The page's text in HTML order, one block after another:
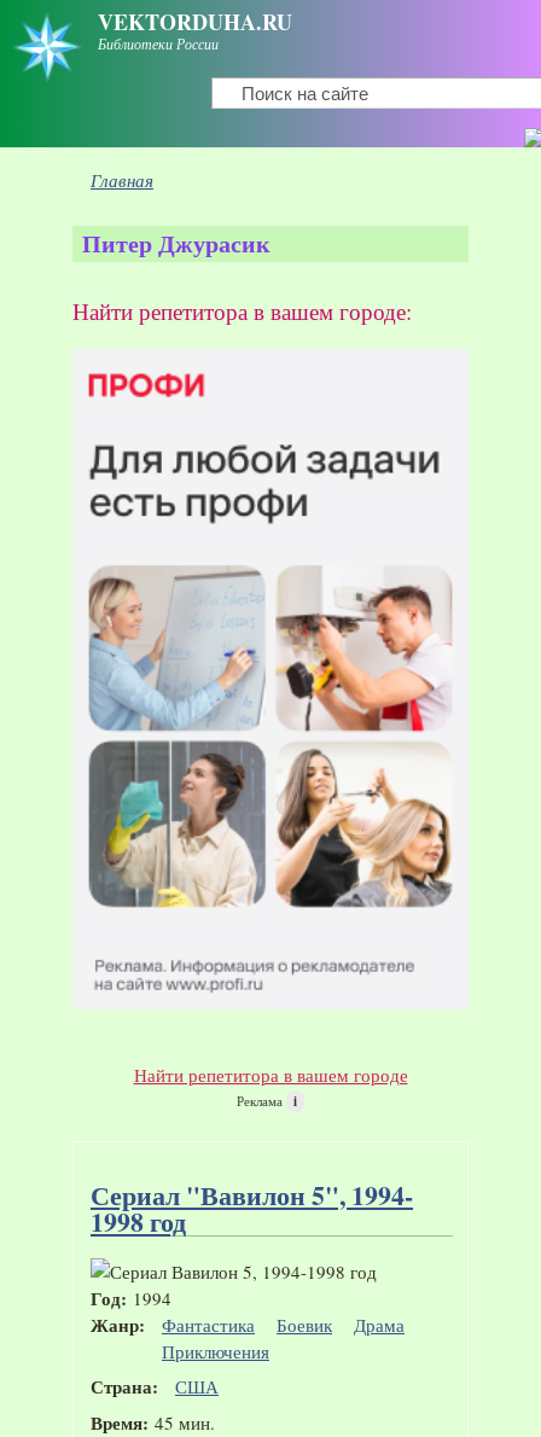
Перейти к основному содержанию
VEKTORDUHA.RU
Библиотеки России
Форма поиска
Поиск
Вы здесь
Главная
Питер Джурасик
Найти репетитора в вашем городе:
Найти репетитора в вашем городе
Реклама i
Сериал "Вавилон 5", 1994-
1998 год
Год: 1994
Жанр: Фантастика Боевик
Драма
Приключения
Страна: США
Время: 45 мин.